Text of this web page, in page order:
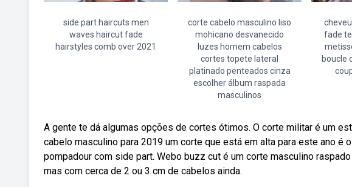
side part haircuts men
waves haircut fade
hairstyles comb over 2021
corte cabelo masculino liso
mohicano desvanecido
luzes homem cabelos
cortes topete lateral
platinado penteados cinza
escolher álbum raspada
masculinos
fade
boucle
A gente te dá algumas opções de cortes ótimos. O corte militar é um
cabelo masculino para 2019 um corte que está em alta para este ano é
pompadour com side part. Webo buzz cut é um corte masculino
mas com cerca de 2 ou 3 cm de cabelos ainda.